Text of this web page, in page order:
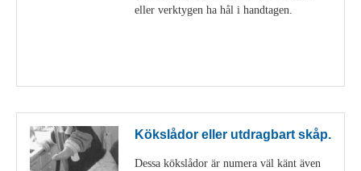
eller verktygen ha hål i handtagen.
Kökslådor eller utdragbart skåp.
Dessa kökslådor är numera väl känt även